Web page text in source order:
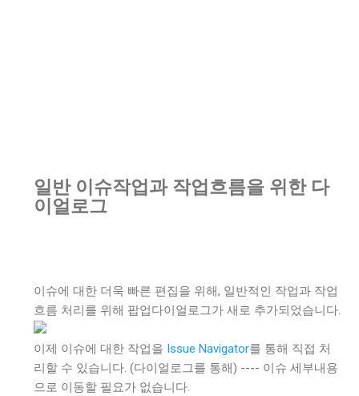
일반 이슈작업과 작업흐름을 위한 다
이얼로그
이슈에 대한 더욱 빠른 편집을 위해, 일반적인 작업과 작업
흐름 처리를 위해 팝업다이얼로그가 새로 추가되었습니다.
이제 이슈에 대한 작업을 Issue Navigator를 통해 직접 처
리할 수 있습니다. (다이얼로그를 통해) ---- 이슈 세부내용
으로 이동할 필요가 없습니다.